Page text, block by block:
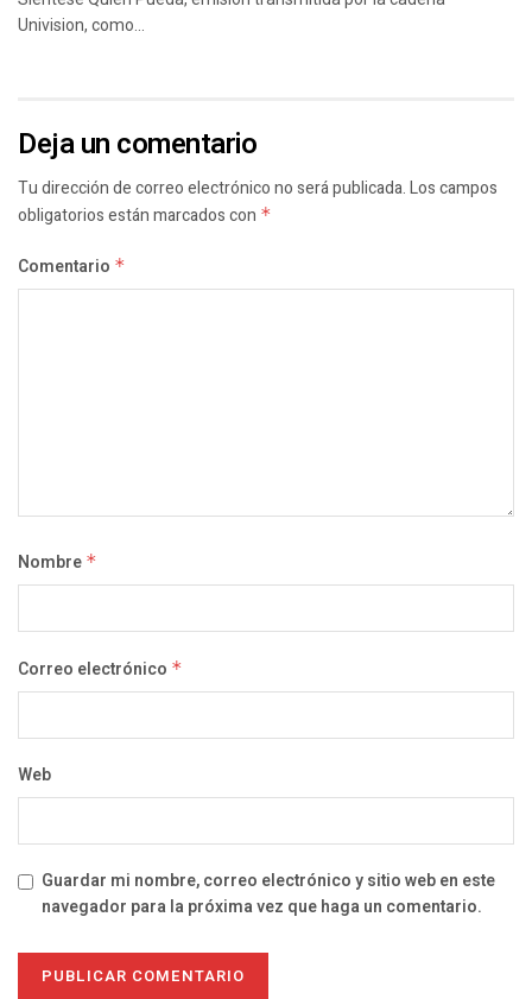
Univision, como...
Deja un comentario
Tu dirección de correo electrónico no será publicada.Los campos
obligatorios están marcados con *
Comentario *
Nombre *
Correo electrónico *
Web
Guardar mi nombre, correo electrónico y sitio web en este
navegador para la próxima vez que haga un comentario.